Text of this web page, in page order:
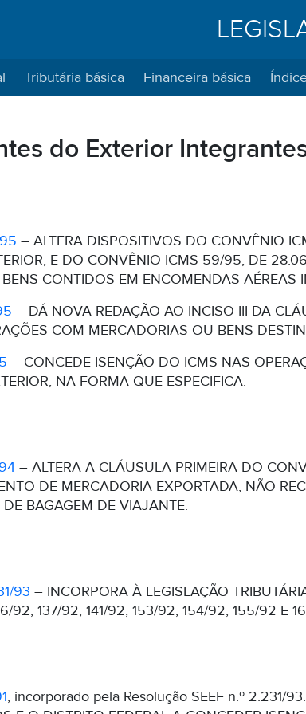
Tributária básica Financeira básica
do Exterior
– ALTERA DISPOSITIVOS DO CONVÊNIO
E DO CONVÊNIO ICMS 59/95, DE
CONTIDOS EM ENCOMENDAS AÉREAS
– DÁ NOVA REDAÇÃO AO INCISO III DA
COM MERCADORIAS OU BENS
– CONCEDE ISENÇÃO DO ICMS NAS
NA FORMA QUE ESPECIFICA.
– ALTERA A CLÁUSULA PRIMEIRA DO
DE MERCADORIA EXPORTADA, NÃO
BAGAGEM DE VIAJANTE.
93 – INCORPORA À LEGISLAÇÃO
92, 137/92, 141/92, 153/92, 154/92, 155/92 E
, incorporado pela Resolução SEEF n.º 2.231/